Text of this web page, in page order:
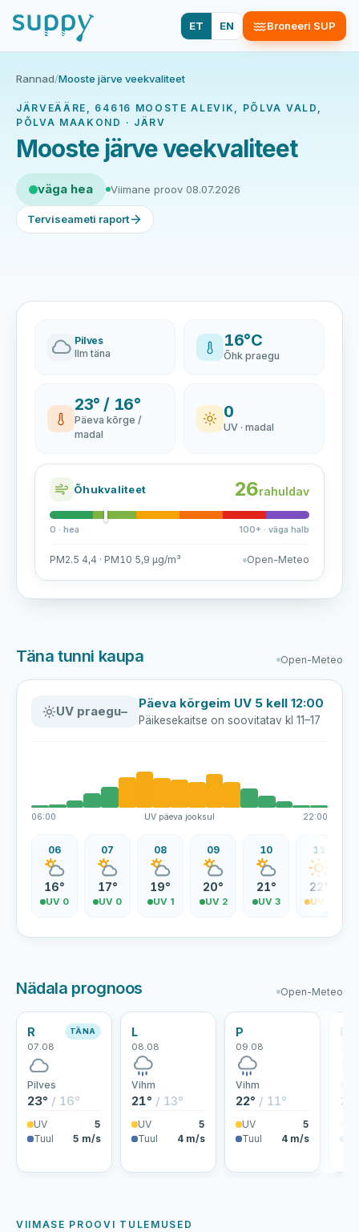
ET EN Broneeri SUP
Rannad/Mooste järve veekvaliteet
JÄRVEÄÄRE, 64616 MOOSTE ALEVIK, PÕLVA VALD,
PÕLVA MAAKOND · JÄRV
Mooste järve veekvaliteet
väga hea Viimane proov 08.07.2026
Terviseameti raport
Pilves
Ilm täna
16°C
Õhk praegu
23° / 16°
Päeva kõrge /
madal
0
UV · madal
Õhukvaliteet 26rahuldav
0 · hea 100+ · väga halb
PM2.5 4,4 · PM10 5,9 µg/m³ Open-Meteo
Täna tunni kaupa Open-Meteo
UV praegu–
Päeva kõrgeim UV 5 kell 12:00
Päikesekaitse on soovitatav kl 11–17
06:00 UV päeva jooksul 22:00
06
16°
UV 0
07
17°
UV 0
08
19°
UV 1
09
20°
UV 2
10
21°
UV 3
11
22°
UV 4
Nädala prognoos Open-Meteo
R
07.08
TÄNA
Pilves
23° / 16°
UV
5
Tuul
5 m/s
L
08.08
Vihm
21° / 13°
UV
5
Tuul
4 m/s
P
09.08
Vihm
22° / 11°
UV
5
Tuul
4 m/s
E
VIIMASE PROOVI TULEMUSED